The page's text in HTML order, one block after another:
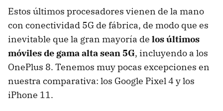
Estos últimos procesadores vienen de la mano
con conectividad 5G de fábrica, de modo que es
inevitable que la gran mayoría de los últimos
móviles de gama alta sean 5G, incluyendo a los
OnePlus 8. Tenemos muy pocas excepciones en
nuestra comparativa: los Google Pixel 4 y los
iPhone 11.